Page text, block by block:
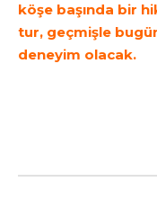
köşe başında bir
tur, geçmişle
deneyim olacak.